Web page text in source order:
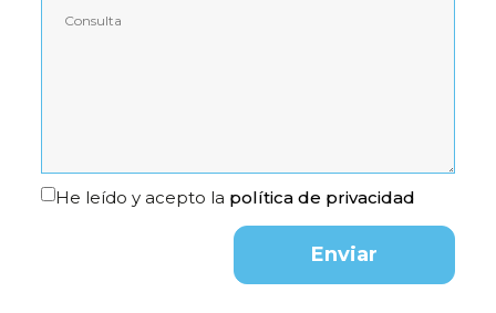
He leído y acepto la política de privacidad
Enviar